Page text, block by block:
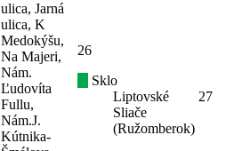
ulica, Jarná
ulica, K
Medokýšu,
Na Majeri,
Nám.
Ľudovíta
Fullu,
Nám.J.
Kútnika-
26
Sklo
Liptovské
Sliače
(Ružomberok)
27